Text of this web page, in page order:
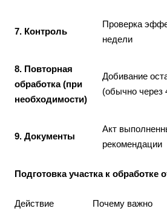
7. Контроль
Проверка
недели
8. Повторная
обработка (при
необходимости)
Добивание
(обычно через
9. Документы
Акт
рекомендации
Подготовка участка к обработке
Действие Почему важно